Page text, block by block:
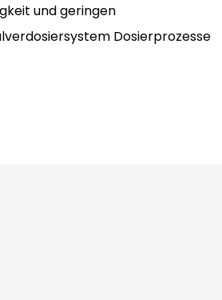
und geringen
Dosierprozesse